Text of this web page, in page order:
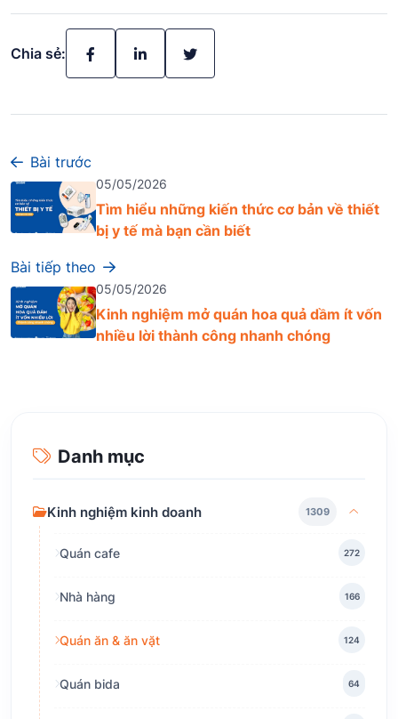
Chia sẻ:
Bài trước
05/05/2026
Tìm hiểu những kiến thức cơ bản về thiết
bị y tế mà bạn cần biết
Bài tiếp theo
05/05/2026
Kinh nghiệm mở quán hoa quả dầm ít vốn
nhiều lời thành công nhanh chóng
Danh mục
Kinh nghiệm kinh doanh 1309
Quán cafe 272
Nhà hàng 166
Quán ăn & ăn vặt 124
Quán bida 64